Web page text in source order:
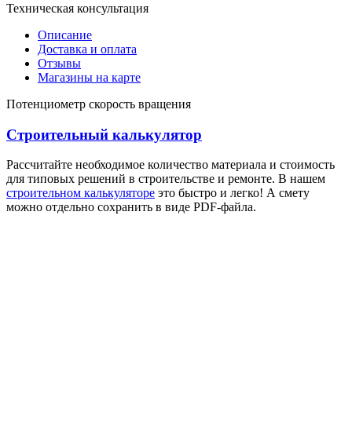
Техническая консультация
Описание
Доставка и оплата
Отзывы
Магазины на карте
Потенциометр скорость вращения
Строительный калькулятор
Рассчитайте необходимое количество материала и стоимость
для типовых решений в строительстве и ремонте. В нашем
строительном калькуляторе это быстро и легко! А смету
можно отдельно сохранить в виде PDF-файла.